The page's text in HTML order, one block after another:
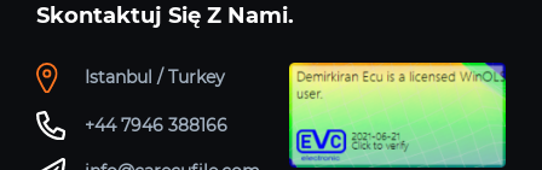
Skontaktuj Się Z Nami.
Istanbul / Turkey
+44 7946 388166